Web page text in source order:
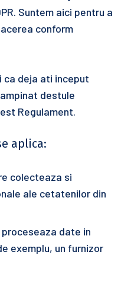
Suntem aici pentru a
conform
ca deja ati inceput
destule
Regulament.
aplica:
colecteaza si
ale cetatenilor din
date in
exemplu, un furnizor